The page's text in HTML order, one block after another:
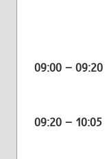
09:00 – 09:20
09:20 – 10:05